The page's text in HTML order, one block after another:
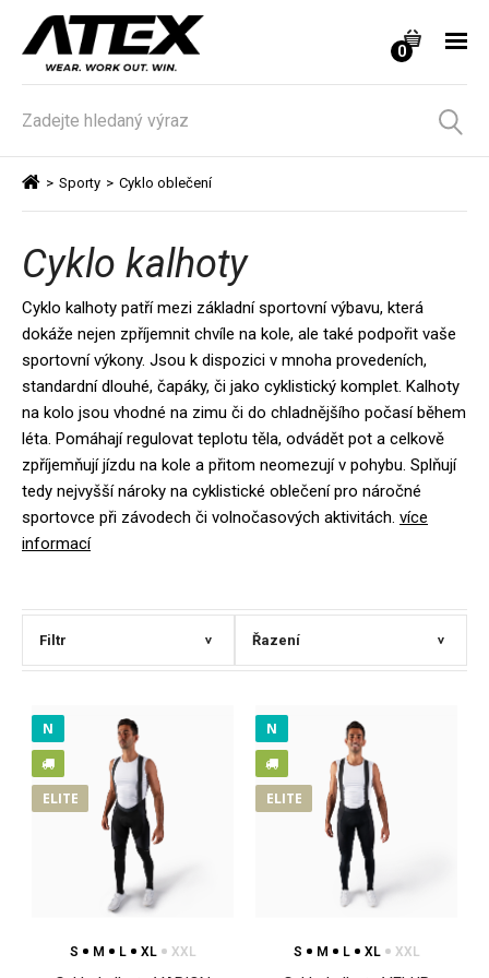
0
> Sporty > Cyklo oblečení
Cyklo kalhoty
Cyklo kalhoty patří mezi základní sportovní výbavu, která
dokáže nejen zpříjemnit chvíle na kole, ale také podpořit vaše
sportovní výkony. Jsou k dispozici v mnoha provedeních,
standardní dlouhé, čapáky, či jako cyklistický komplet. Kalhoty
na kolo jsou vhodné na zimu či do chladnějšího počasí během
léta. Pomáhají regulovat teplotu těla, odvádět pot a celkově
zpříjemňují jízdu na kole a přitom neomezují v pohybu. Splňují
tedy nejvyšší nároky na cyklistické oblečení pro náročné
sportovce při závodech či volnočasových aktivitách. více
informací
Filtr > Řazení >
N
ELITE
S M L XL XXL
N
ELITE
S M L XL XXL